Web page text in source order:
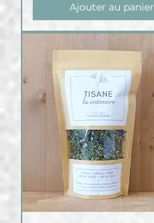
Ajouter au panier